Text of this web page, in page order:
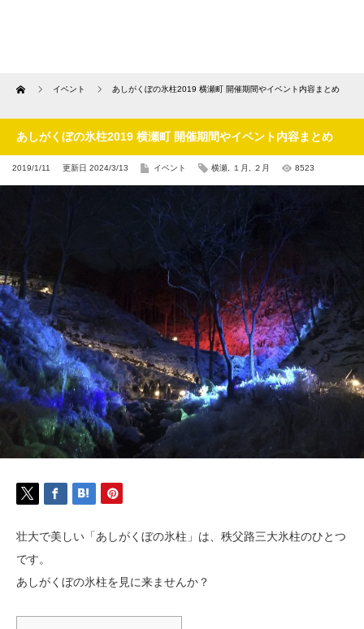
Home イベント あしがくぼの氷柱2019 横瀬町 開催期間やイベント内容まとめ
あしがくぼの氷柱2019 横瀬町 開催期間やイベント内容まとめ
2019/1/11 更新日 2024/3/13 イベント 横瀬 １月 ２月 8523
壮大で美しい「あしがくぼの氷柱」は、秩父路三大氷柱のひとつ
です。
あしがくぼの氷柱を見に来ませんか？